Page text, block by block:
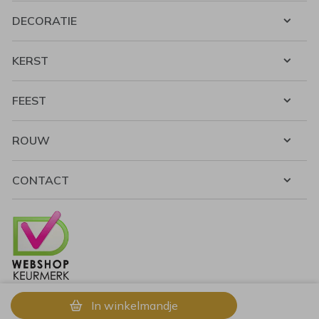
In winkelmandje
DECORATIE
KERST
FEEST
ROUW
CONTACT